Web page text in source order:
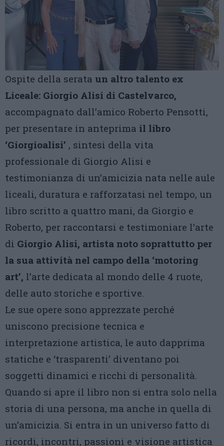
Ospite della serata un altro talento ex
Liceale: Giorgio Alisi di Castelvarco,
accompagnato dall’amico Roberto Pensotti,
per presentare in anteprima il libro
‘Giorgioalisi’ , sintesi della vita
professionale di Giorgio Alisi e
testimonianza di un’amicizia nata nelle aule
liceali, duratura e rafforzatasi nel tempo, un
libro scritto a quattro mani, da Giorgio e
Roberto, per raccontarsi e testimoniare l’arte
di Giorgio Alisi, artista noto soprattutto per
la sua attività nel campo della ‘motoring
art’, l’arte dedicata al mondo delle 4 ruote,
delle auto storiche e sportive.
Le sue opere sono apprezzate perché
uniscono precisione tecnica e
interpretazione artistica, le auto dapprima
statiche e ‘trasparenti’ diventano poi
soggetti dinamici e ricchi di personalità.
Quando si apre il libro non si entra solo nella
storia di una persona, ma anche in quella di
un’amicizia. Si entra in un universo fatto di
ricordi, incontri, passioni e visione artistica